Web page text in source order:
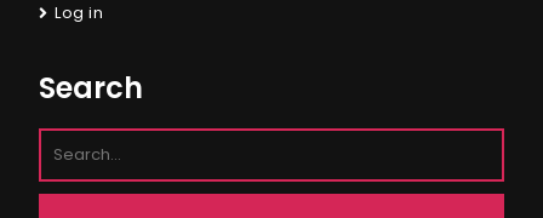
Log in
Search